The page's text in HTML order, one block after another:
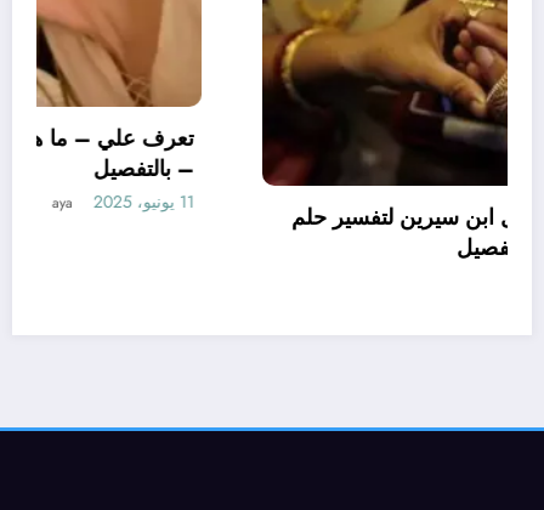
تعرف علي – ما هو تأويل ابن سيرين لتفسير حلم
الاساور للمتزوجة؟ – بالتفصيل